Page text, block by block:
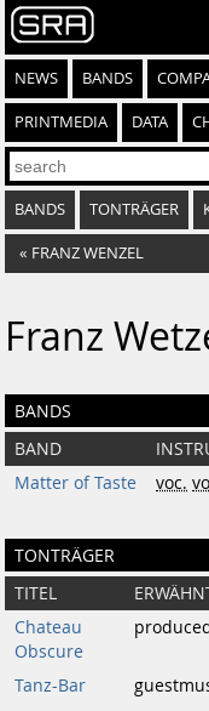
NEWS BANDS
PRINTMEDIA DATA
BANDS TONTRÄGER
« FRANZ WENZEL
Franz
BANDS
BAND
Matter of Taste
voc.
TONTRÄGER
TITEL
Chateau
Obscure
Tanz-Bar